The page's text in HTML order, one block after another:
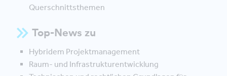
Querschnittsthemen
Top-News zu
Hybridem Projektmanagement
Raum- und Infrastrukturentwicklung